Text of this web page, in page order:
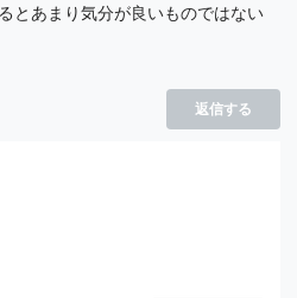
とあまり気分が良いものではない
返信する